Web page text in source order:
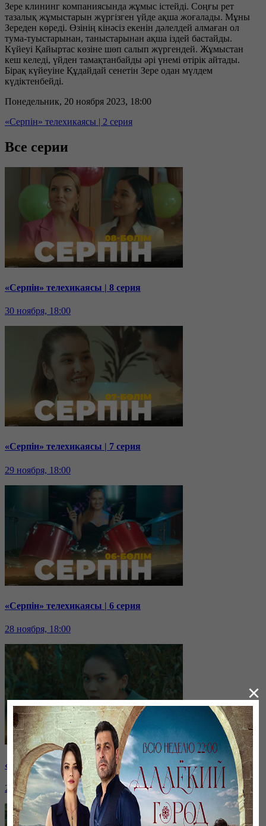
Зере клининг компаниясында жұмыс істейді. Соңғы рет
тазалық жұмыстарын жүргізген үйде ақша жоғалады. Мұны
Зереден көреді. Өзінің кінәсіз екенін дәлелдей алмаған ол
тума-туыстарынан, таныстарынан ақша іздей бастайды.
Күйеуі Қайыртас көзіне шөп салып жүргендей. Жұмыстан
кеш келеді, үйден тамақтанбайды әрі үнемі өтірік айтады.
Бірақ күйеуіне Құдайдай сенетін Зере одан мүлдем
күдіктенбейді.
Понедельник, 20 ноября 2023, 18:00
«Серпін» телехикаясы | 2 серия
Все серии
«Серпін» телехикаясы | 8 серия
30 ноября, 18:00
«Серпін» телехикаясы | 7 серия
29 ноября, 18:00
«Серпін» телехикаясы | 6 серия
28 ноября, 18:00
«Серпін» телехикаясы | 5 серия
27 ноября, 18:00
×